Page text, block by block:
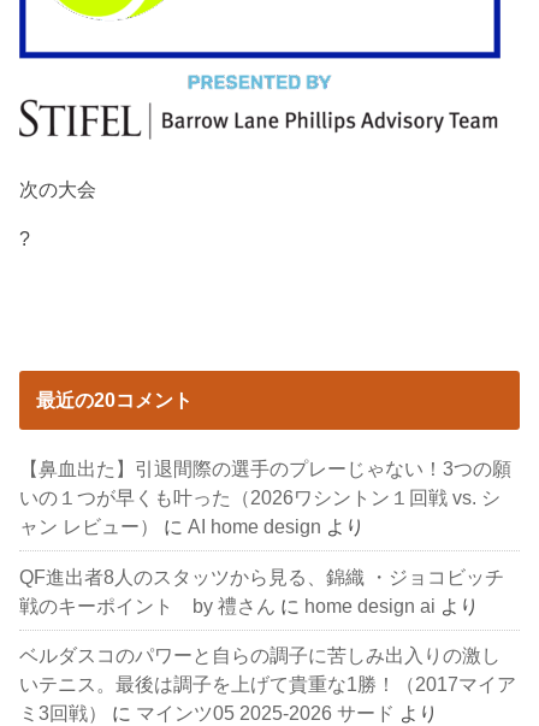
次の大会
?
最近の20コメント
【鼻血出た】引退間際の選手のプレーじゃない！3つの願
いの１つが早くも叶った（2026ワシントン１回戦 vs. シ
ャン レビュー）
にAI home design より
QF進出者8人のスタッツから見る、錦織 ・ジョコビッチ
戦のキーポイント by 禮さん に home design ai より
ベルダスコのパワーと自らの調子に苦しみ出入りの激し
いテニス。最後は調子を上げて貴重な1勝！（2017マイア
ミ3回戦）
に マインツ05 2025-2026 サード より